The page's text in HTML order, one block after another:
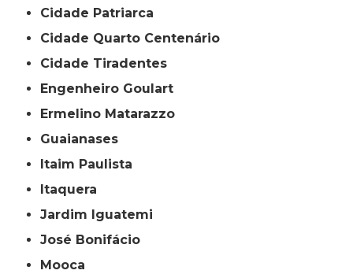
Cidade Patriarca
Cidade Quarto Centenário
Cidade Tiradentes
Engenheiro Goulart
Ermelino Matarazzo
Guaianases
Itaim Paulista
Itaquera
Jardim Iguatemi
José Bonifácio
Mooca